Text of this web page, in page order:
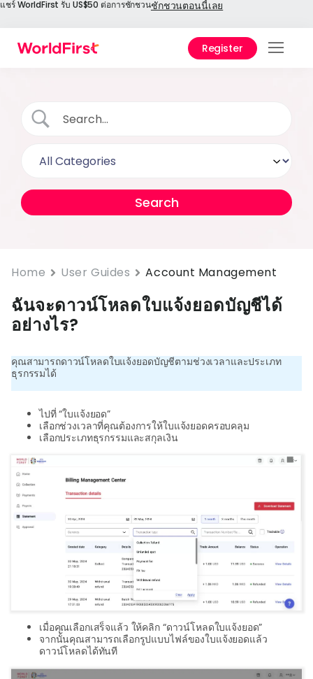
แชร์ WorldFirst รับ US$50 ต่อการชักชวนชักชวนตอนนี้เลย
Register
เอกส
ราคา
Home User Guides Account Management
ฉันจะดาวน์โหลดใบแจ้งยอดบัญชีได้
อย่างไร?
คุณสามารถดาวน์โหลดใบแจ้งยอดบัญชีตามช่วงเวลาและประเภท
ธุรกรรมได้
ไปที่ “ใบแจ้งยอด”
เลือกช่วงเวลาที่คุณต้องการให้ใบแจ้งยอดครอบคลุม
เลือกประเภทธุรกรรมและสกุลเงิน
เมื่อคุณเลือกเสร็จแล้ว ให้คลิก “ดาวน์โหลดใบแจ้งยอด”
จากนั้นคุณสามารถเลือกรูปแบบไฟล์ของใบแจ้งยอดแล้ว
ดาวน์โหลดได้ทันที